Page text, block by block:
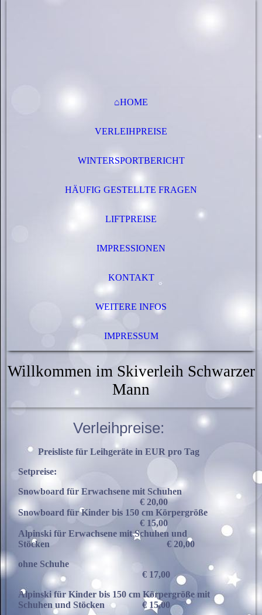
⌂HOME
VERLEIHPREISE
WINTERSPORTBERICHT
HÄUFIG GESTELLTE FRAGEN
LIFTPREISE
IMPRESSIONEN
KONTAKT
WEITERE INFOS
IMPRESSUM
Willkommen im Skiverleih Schwarzer
Mann
Verleihpreise:
Preisliste für Leihgeräte in EUR pro Tag
Setpreise:
Snowboard für Erwachsene mit Schuhen
€ 20,00
Snowboard für Kinder bis 150 cm Körpergröße
€ 15,00
Alpinski für Erwachsene mit Schuhen und
Stöcken € 20,00
ohne Schuhe
€ 17,00
Alpinski für Kinder bis 150 cm Körpergröße mit
Schuhen und Stöcken € 15,00